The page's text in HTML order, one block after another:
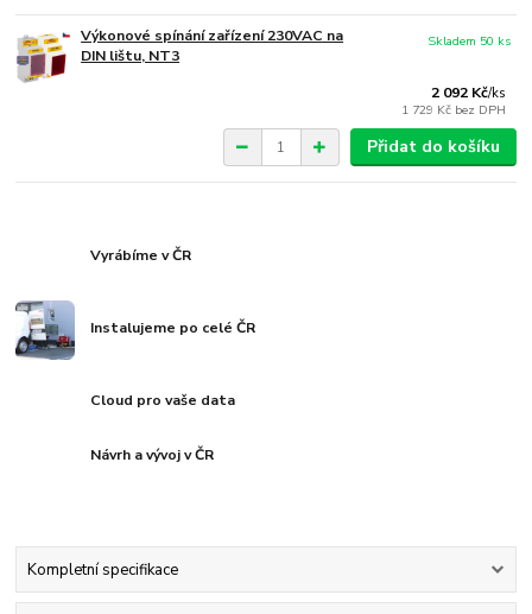
Výkonové spínání zařízení 230VAC na
DIN lištu, NT3
2 092 Kč/ks
1 729 Kč bez DPH
Skladem 50 ks
Přidat do košíku
Vyrábíme v ČR
Instalujeme po celé ČR
Cloud pro vaše data
Návrh a vývoj v ČR
Kompletní specifikace